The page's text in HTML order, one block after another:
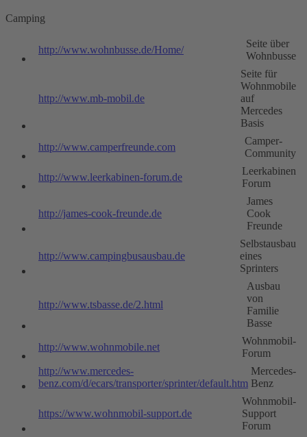
Camping
http://www.wohnbusse.de/Home/
Seite über
Wohnbusse
http://www.mb-mobil.de
Seite für
Wohnmobile
auf
Mercedes
Basis
http://www.camperfreunde.com
Camper-
Community
http://www.leerkabinen-forum.de
Leerkabinen
Forum
http://james-cook-freunde.de
James
Cook
Freunde
http://www.campingbusausbau.de
Selbstausbau
eines
Sprinters
http://www.tsbasse.de/2.html
Ausbau
von
Familie
Basse
http://www.wohnmobile.net
Wohnmobil-
Forum
http://www.mercedes-
benz.com/d/ecars/transporter/sprinter/default.htm
Mercedes-
Benz
https://www.wohnmobil-support.de
Wohnmobil-
Support
Forum